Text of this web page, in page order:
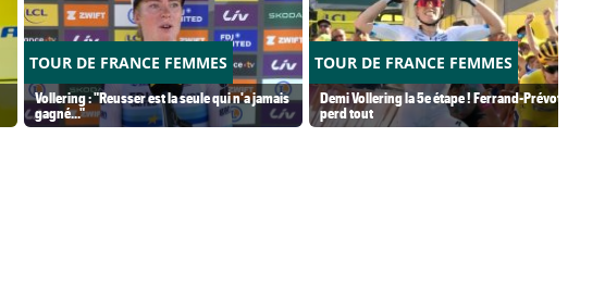
TOUR DE FRANCE FEMMES
Vollering : "Reusser est la seule qui n'a jamais
gagné..."
TOUR DE FRANCE FEMMES
Demi Vollering la 5e étape ! Ferrand-Prévot
perd tout